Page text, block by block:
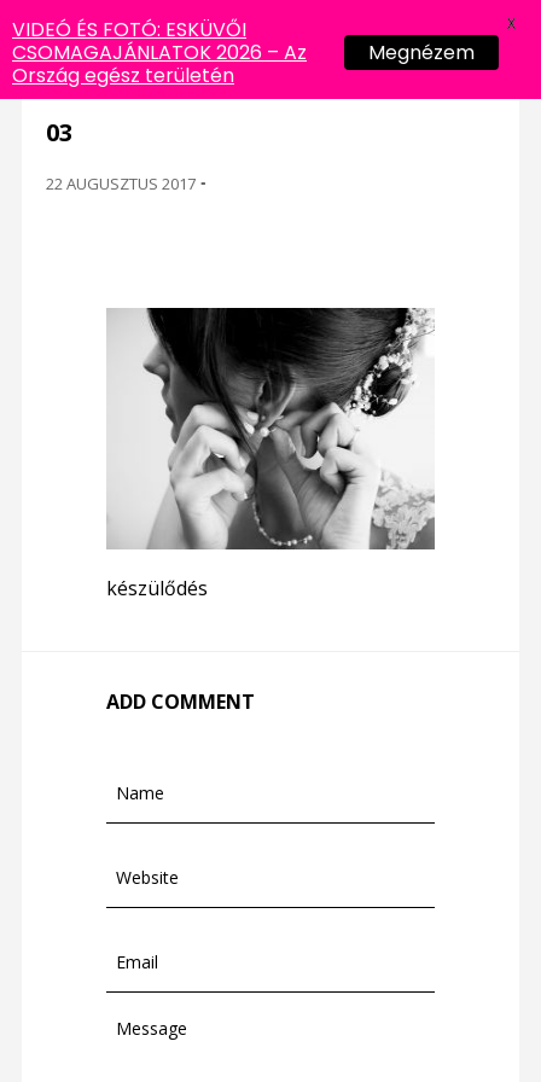
03
22 AUGUSZTUS 2017 -
készülődés
ADD COMMENT
VIDEÓ ÉS FOTÓ: ESKÜVŐI
CSOMAGAJÁNLATOK 2026 – Az
Ország egész területén
Megnézem
X